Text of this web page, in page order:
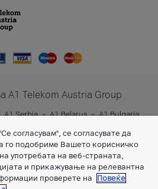
A1 Telekom Austria Group
A1 Serbia A1 Belarus
A1 Bulgaria
согласувам", се согласувате да
го подобриме Вашето корисничко
употребата на веб-страната,
и прикажување на релевантна
проверете на
Повеќе